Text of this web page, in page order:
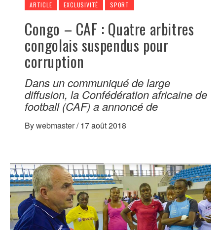
ARTICLE EXCLUSIVITÉ SPORT
Congo – CAF : Quatre arbitres
congolais suspendus pour
corruption
Dans un communiqué de large
diffusion, la Confédération africaine de
football (CAF) a annoncé de
Bywebmaster/ 17 août 2018